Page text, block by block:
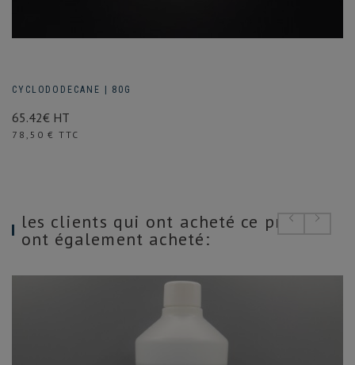
CYCLODODECANE | 80G
65.42€ HT
Prix
78,50 € TTC
les clients qui ont acheté ce produit
ont également acheté: